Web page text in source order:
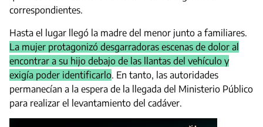
correspondientes.
Hasta el lugar llegó la madre del menor junto a familiares.
La mujer protagonizó desgarradoras escenas de dolor al
encontrar a su hijo debajo de las llantas del vehículo y
exigía poder identificarlo. En tanto, las autoridades
permanecían a la espera de la llegada del Ministerio Público
para realizar el levantamiento del cadáver.